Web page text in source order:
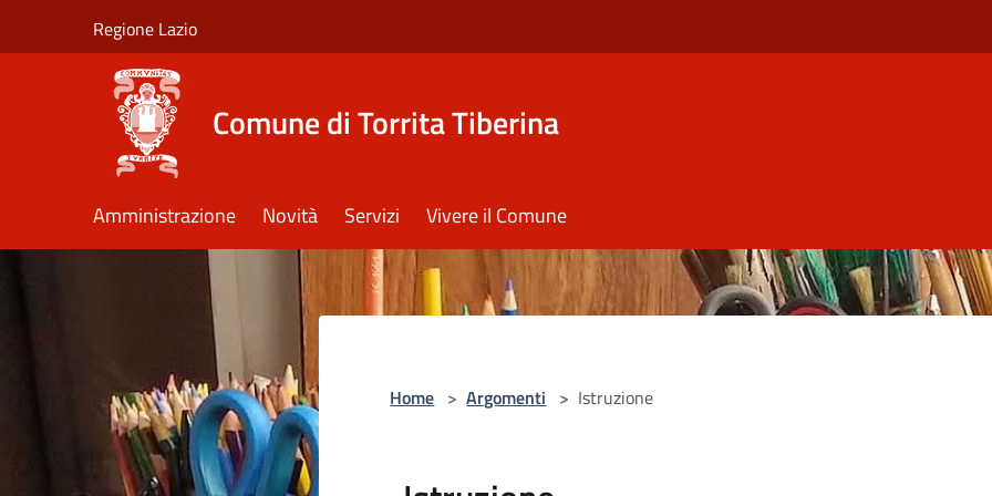
Regione Lazio
Comune di Torrita Tiberina
Amministrazione Novità Servizi Vivere il Comune
Home > Argomenti > Istruzione